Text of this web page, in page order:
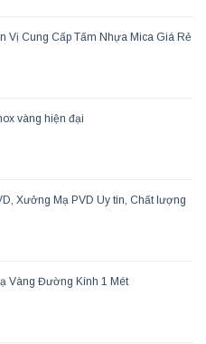
Vị Cung Cấp Tấm Nhựa Mica Giá Rẻ
vàng hiện đại
Xưởng Mạ PVD Uy tín, Chất lượng
Vàng Đường Kính 1 Mét